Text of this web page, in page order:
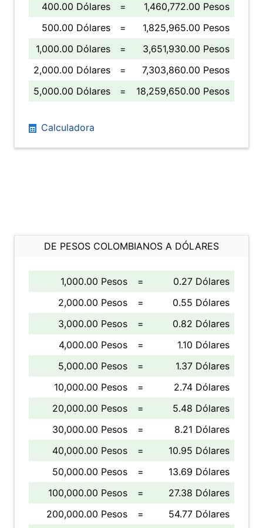
400.00 Dólares
=
1,460,772.00 Pesos
500.00 Dólares
=
1,825,965.00 Pesos
1,000.00 Dólares
=
3,651,930.00 Pesos
2,000.00 Dólares
=
7,303,860.00 Pesos
5,000.00 Dólares
= 18,259,650.00 Pesos
Calculadora
DE PESOS COLOMBIANOS A DÓLARES
1,000.00 Pesos =
0.27 Dólares
2,000.00 Pesos
=
0.55 Dólares
3,000.00 Pesos
=
0.82 Dólares
4,000.00 Pesos
=
1.10 Dólares
5,000.00 Pesos
=
1.37 Dólares
10,000.00 Pesos
=
2.74 Dólares
20,000.00 Pesos
=
5.48 Dólares
30,000.00 Pesos
=
8.21 Dólares
40,000.00 Pesos
=
10.95 Dólares
50,000.00 Pesos
=
13.69 Dólares
100,000.00 Pesos
=
27.38 Dólares
200,000.00 Pesos
= 54.77 Dólares